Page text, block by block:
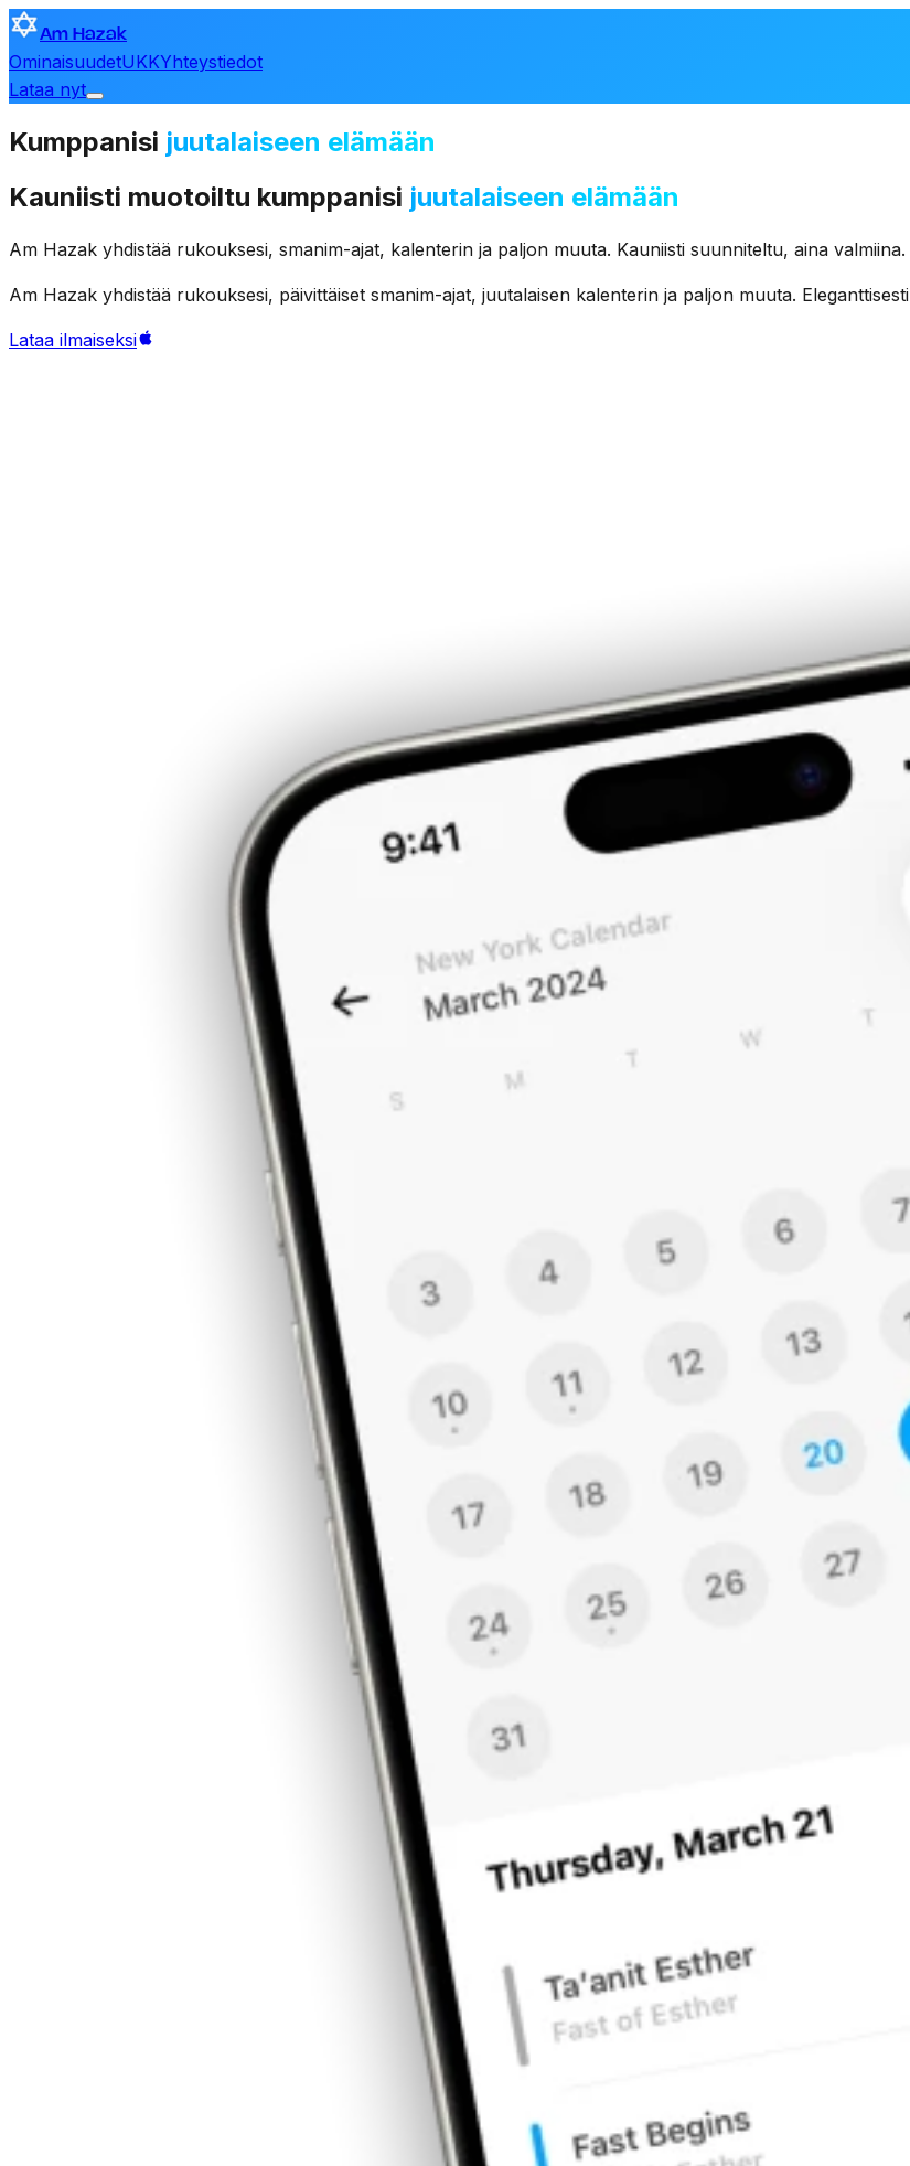
Am Hazak
OminaisuudetUKKYhteystiedot
Lataa nyt
Kumppanisi juutalaiseen elämään
Kauniisti muotoiltu kumppanisi juutalaiseen elämään
Am Hazak yhdistää rukouksesi, smanim-ajat, kalenterin ja paljon muuta. Kauniisti suunniteltu, aina valmiina.
Am Hazak yhdistää rukouksesi, päivittäiset smanim-ajat, juutalaisen kalenterin ja paljon muuta. Eleganttisesti
Lataa ilmaiseksi